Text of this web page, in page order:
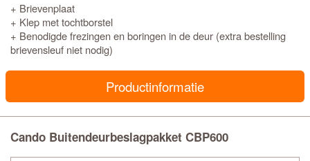
+ Brievenplaat
+ Klep met tochtborstel
+ Benodigde frezingen en boringen in de deur (extra bestelling
brievensleuf niet nodig)
Productinformatie
Cando Buitendeurbeslagpakket CBP600